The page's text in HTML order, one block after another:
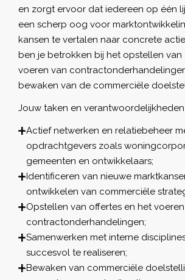
en zorgt ervoor dat iedereen op één
een scherp oog voor
kansen te vertalen naar concrete
ben je betrokken bij het opstellen van
voeren van
bewaken van de commerciële
Jouw taken en verantwoordelijkheden
Actief netwerken en relatiebeheer
opdrachtgevers zoals
gemeenten en ontwikkelaars;
Identificeren van nieuwe
ontwikkelen van commerciële
Opstellen van offertes en het
contractonderhandelingen;
Samenwerken met interne
succesvol te realiseren;
Bewaken van commerciële